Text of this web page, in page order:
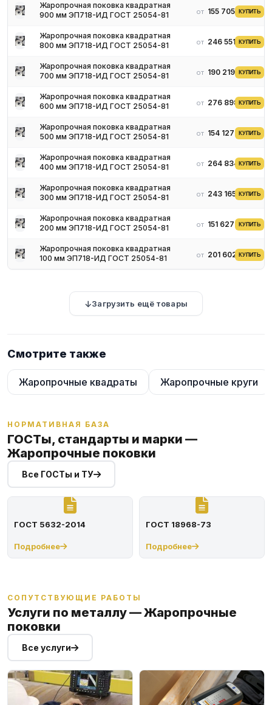
Жаропрочная поковка квадратная
900 мм ЭП718-ИД ГОСТ 25054-81
от 155 705 ₽КУПИТЬ
Жаропрочная поковка квадратная
800 мм ЭП718-ИД ГОСТ 25054-81
от 246 551 ₽КУПИТЬ
Жаропрочная поковка квадратная
700 мм ЭП718-ИД ГОСТ 25054-81
от 190 219 ₽КУПИТЬ
Жаропрочная поковка квадратная
600 мм ЭП718-ИД ГОСТ 25054-81
от 276 898 ₽КУПИТЬ
Жаропрочная поковка квадратная
500 мм ЭП718-ИД ГОСТ 25054-81
от 154 127 ₽КУПИТЬ
Жаропрочная поковка квадратная
400 мм ЭП718-ИД ГОСТ 25054-81
от 264 834 ₽КУПИТЬ
Жаропрочная поковка квадратная
300 мм ЭП718-ИД ГОСТ 25054-81
от 243 165 ₽КУПИТЬ
Жаропрочная поковка квадратная
200 мм ЭП718-ИД ГОСТ 25054-81
от 151 627 ₽КУПИТЬ
Жаропрочная поковка квадратная
100 мм ЭП718-ИД ГОСТ 25054-81
от 201 602 ₽КУПИТЬ
Загрузить ещё товары
Смотрите также
Жаропрочные квадраты Жаропрочные круги
НОРМАТИВНАЯ БАЗА
ГОСТы, стандарты и марки —
Жаропрочные поковки
Все ГОСТы и ТУ
ГОСТ 5632-2014
Подробнее
ГОСТ 18968-73
Подробнее
СОПУТСТВУЮЩИЕ РАБОТЫ
Услуги по металлу — Жаропрочные
поковки
Все услуги